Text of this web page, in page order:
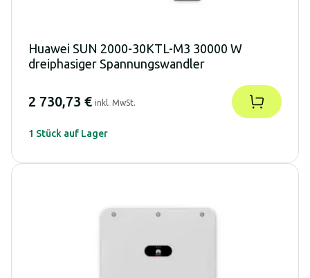
Huawei SUN 2000-30KTL-M3 30000 W
dreiphasiger Spannungswandler
2 730,73 € inkl. MwSt.
1 Stück auf Lager